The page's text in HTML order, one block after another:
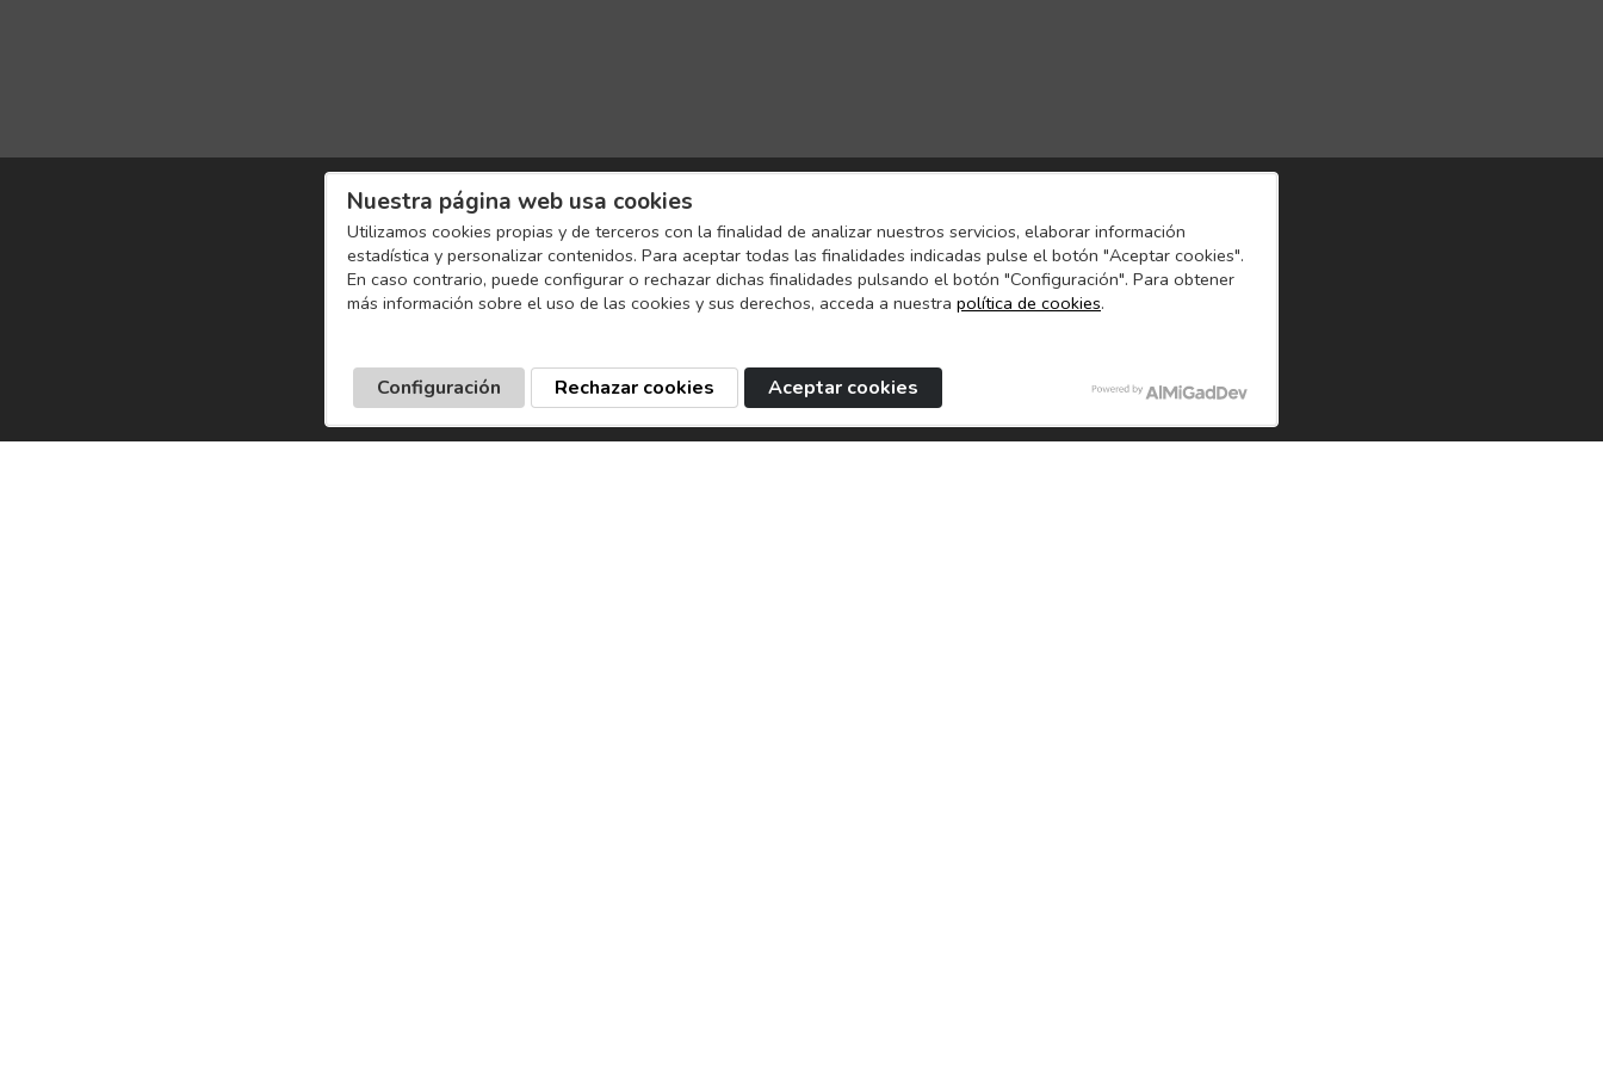
Nuestra página web usa cookies
Utilizamos cookies propias y de terceros con la finalidad de analizar nuestros servicios, elaborar información
estadística y personalizar contenidos. Para aceptar todas las finalidades indicadas pulse el botón "Aceptar cookies".
En caso contrario, puede configurar o rechazar dichas finalidades pulsando el botón "Configuración". Para obtener
más información sobre el uso de las cookies y sus derechos, acceda a nuestra política de cookies.
Aceptar cookies
Rechazar cookies
Configuración